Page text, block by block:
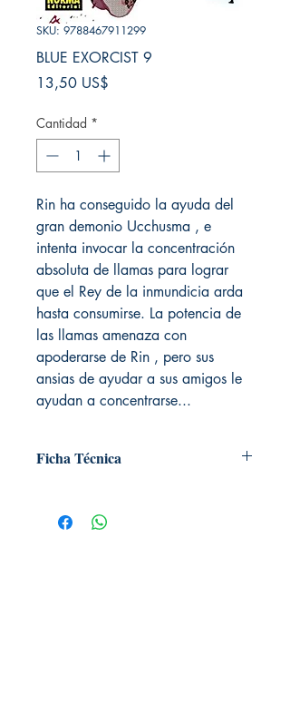
SKU: 9788467911299
BLUE EXORCIST 9
13,50 US$
Cantidad *
Rin ha conseguido la ayuda del
gran demonio Ucchusma , e
intenta invocar la concentración
absoluta de llamas para lograr
que el Rey de la inmundicia arda
hasta consumirse. La potencia de
las llamas amenaza con
apoderarse de Rin , pero sus
ansias de ayudar a sus amigos le
ayudan a concentrarse...
Ficha Técnica
Editorial: Norma
Idioma: Castellano